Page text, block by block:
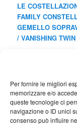
Per fornire le migliori
memorizzare e/o
queste tecnologie ci
navigazione o ID unici
consenso può influire
LE
FAMILY
GEMELLO
/VANISHING